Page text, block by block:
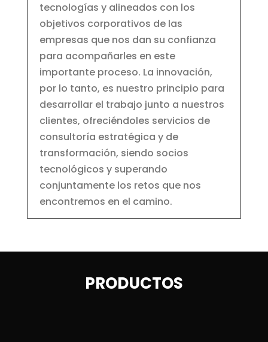
tecnologías y alineados con los
objetivos corporativos de las
empresas que nos dan su confianza
para acompañarles en este
importante proceso. La innovación,
por lo tanto, es nuestro principio para
desarrollar el trabajo junto a nuestros
clientes, ofreciéndoles servicios de
consultoría estratégica y de
transformación, siendo socios
tecnológicos y superando
conjuntamente los retos que nos
encontremos en el camino.
PRODUCTOS